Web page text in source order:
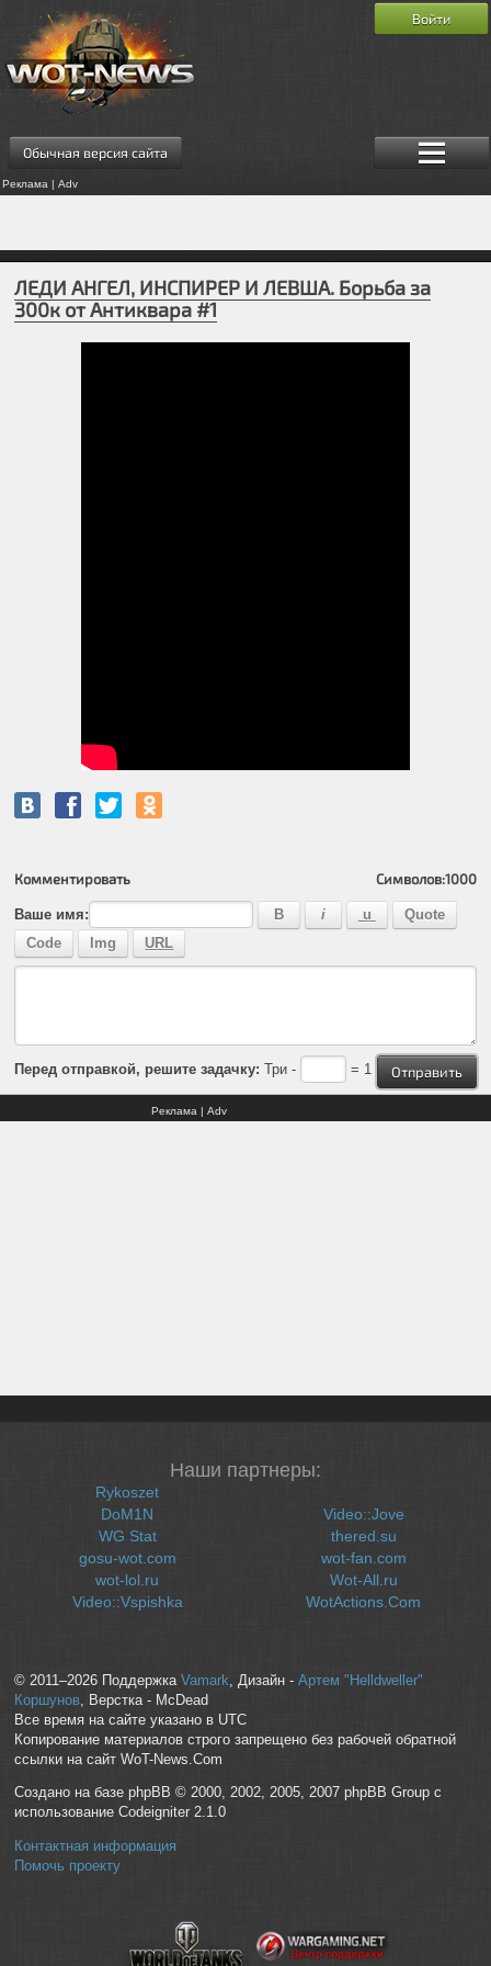
Обычная версия сайта
Реклама | Adv
Войти
ЛЕДИ АНГЕЛ, ИНСПИРЕР И ЛЕВША. Борьба за
300к от Антиквара #1
Комментировать Символов:1000
Ваше имя:
Перед отправкой, решите задачку: Три - = 1
Реклама | Adv
Наши партнеры:
Rykoszet
DoM1N
WG Stat
gosu-wot.com
wot-lol.ru
Video::Vspishka
Video::Jove
thered.su
wot-fan.com
Wot-All.ru
WotActions.Com
© 2011–2026 Поддержка Vamark , Дизайн - Артем "Helldweller"
Коршунов, Верстка - McDead
Все время на сайте указано в UTC
Копирование материалов строго запрещено без рабочей обратной
ссылки на сайт WoT-News.Com
Создано на базе phpBB © 2000, 2002, 2005, 2007 phpBB Group с
использование Codeigniter 2.1.0
Контактная информация
Помочь проекту